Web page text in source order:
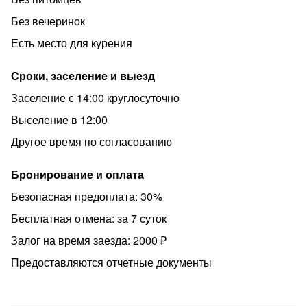
Наш район считается одним из лучших и безопасных
районов города, территория оснащена видеокамерами
+ охранной, детскими + спортивными площадками,
ресторанами и магазинами. Всегда есть возможность
припарковать свой автомобиль возле дома. ----------------
-------------------------
Квартира не сдается для проведения вечеринок и
шумных мероприятий!!! С домашними питомцами
возвращается! Курение запрещено за курение залог не
возвращается !
Без вечеринок
Есть место для курения
Сроки, заселение и выезд
Заселение с 14:00 круглосуточно
Выселение в 12:00
Другое время по согласованию
Бронирование и оплата
Безопасная предоплата: 30%
Бесплатная отмена: за 7 суток
Залог на время заезда: 2000 ₽
Предоставляются отчетные документы